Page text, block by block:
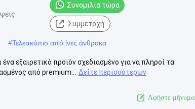
Συνομιλία τώρα
Συμμετοχή
#Τελεσκόπιο από ίνες άνθρακα
εξαιρετικό προϊόν σχεδιασμένο για να πληροί τα
από premium...
Δείτε περισσότερων
Αφήστε μήνυμα.